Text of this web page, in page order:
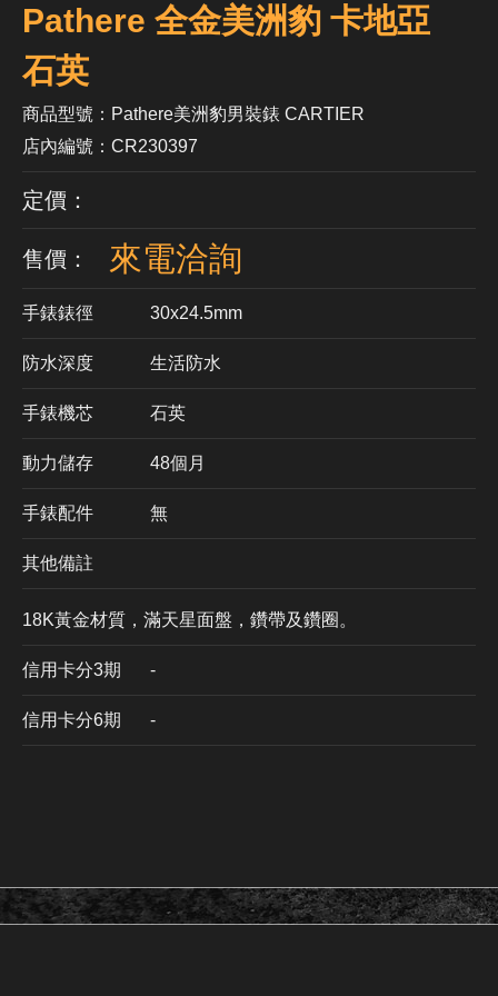
Pathere 全金美洲豹 卡地亞
石英
商品型號：Pathere美洲豹男裝錶 CARTIER
店內編號：CR230397
定價：
售價： 來電洽詢
手錶錶徑 30x24.5mm
防水深度 生活防水
手錶機芯 ​石英
動力儲存 48個月
手錶配件 無
其他備註
18K黃金材質，滿天星面盤，鑽帶及鑽圈。
信用卡分3期 ​-
信用卡分6期 -